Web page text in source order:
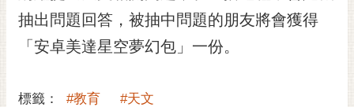
位
置
抽出問題回答，被抽中問題的朋友將會獲得
「安卓美達星空夢幻包」一份。
標籤： #教育 #天文